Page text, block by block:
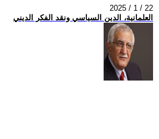
2025 / 1 / 22
العلمانية، الدين السياسي ونقد الفكر الديني